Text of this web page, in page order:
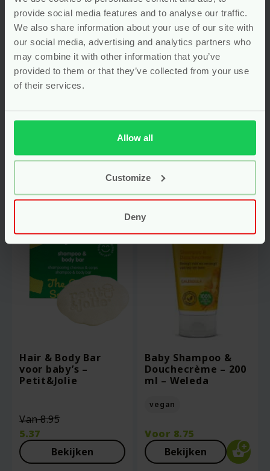
provide social media features and to analyse our traffic.
We also share information about your use of our site with
our social media, advertising and analytics partners who
may combine it with other information that you’ve
provided to them or that they’ve collected from your use
of their services.
Allow all
Customize
Deny
Babyolie Voor
Hoofd, Huid en Bad
– 150 ml – Derma
Eco Baby
Voor5.29
Baby Shampoo &
Bad – 150 ml –
Derma Eco Baby
Voor5.29
-40%
Hair & Body Bar
voor baby’s –
Petit&Jolie
Van8.95Oorspronkelijke
was:
€8.95.
5.37
Huidige
prijs
Bekijken
Baby Shampoo &
Douchecrème – 200
ml – Weleda
vegan
Voor 8.75
Bekijken